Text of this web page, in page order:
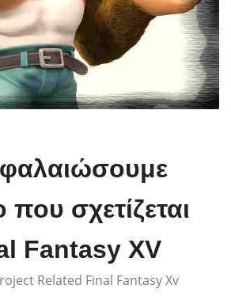
που σχετίζεται
Fantasy XV
Related Final Fantasy Xv